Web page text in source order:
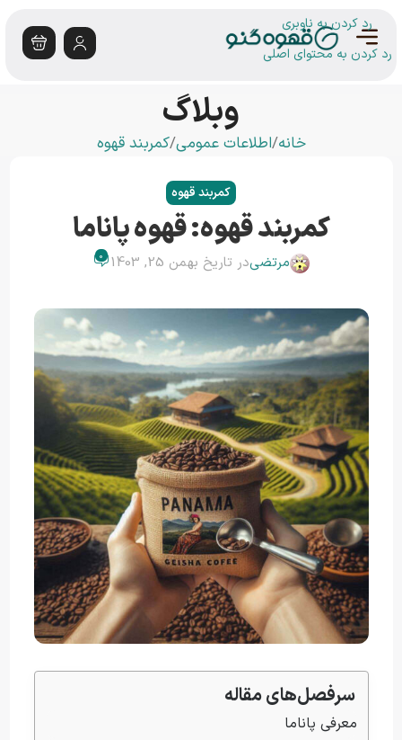
رد کردن به ناوبری
رد کردن به محتوای اصلی
وبلاگ
خانه اطلاعات عمومی کمربند قهوه
کمربند قهوه
کمربند قهوه: قهوه پاناما
مرتضیدر تاریخ بهمن 25, 1403 0
سرفصل‌های مقاله
معرفی پاناما